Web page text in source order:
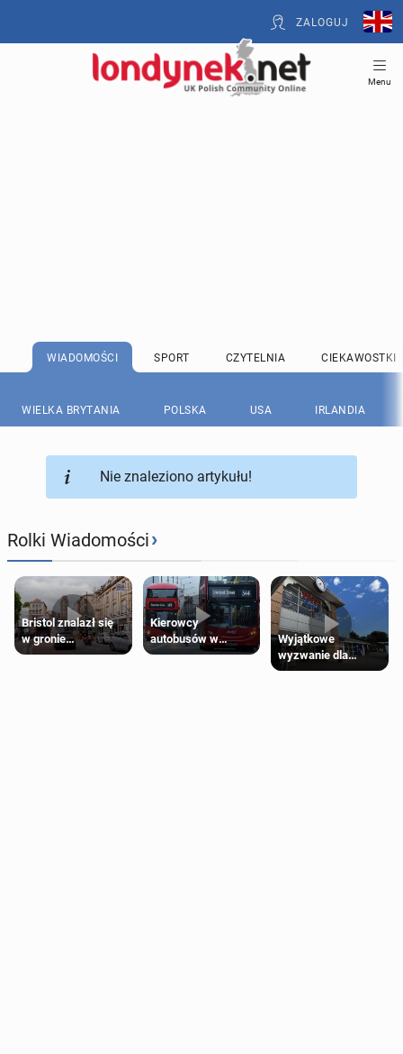
ZALOGUJ
Menu
WIADOMOŚCI SPORT CZYTELNIA CIEKAWOSTKI
WIELKA BRYTANIA POLSKA USA IRLANDIA
Nie znaleziono artykułu!
Rolki Wiadomości›
Bristol znalazł się
w gronie
najlepszych
Kierowcy
autobusów w
Londynie
Wyjątkowe
wyzwanie dla
posiadaczy kart